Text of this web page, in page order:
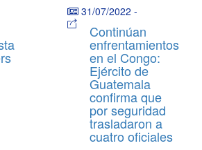
31/07/2022 -
Continúan
enfrentamientos
en el Congo:
Ejército de
Guatemala
confirma que
por seguridad
trasladaron a
cuatro oficiales